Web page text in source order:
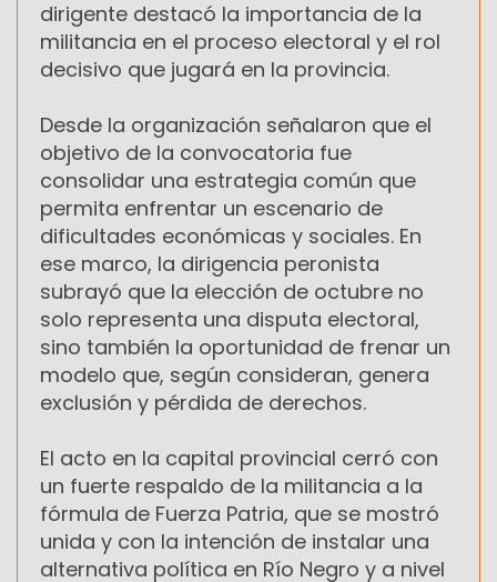
dirigente destacó la importancia de la
militancia en el proceso electoral y el rol
decisivo que jugará en la provincia.
Desde la organización señalaron que el
objetivo de la convocatoria fue
consolidar una estrategia común que
permita enfrentar un escenario de
dificultades económicas y sociales. En
ese marco, la dirigencia peronista
subrayó que la elección de octubre no
solo representa una disputa electoral,
sino también la oportunidad de frenar un
modelo que, según consideran, genera
exclusión y pérdida de derechos.
El acto en la capital provincial cerró con
un fuerte respaldo de la militancia a la
fórmula de Fuerza Patria, que se mostró
unida y con la intención de instalar una
alternativa política en Río Negro y a nivel